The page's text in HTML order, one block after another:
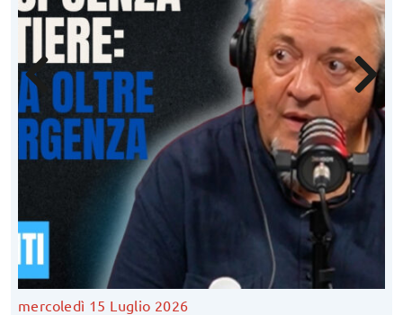
mercoledì 15 Luglio 2026